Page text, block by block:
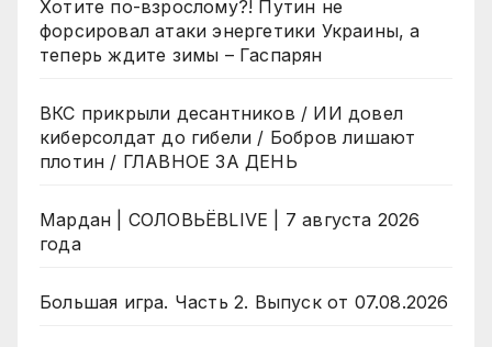
Хотите по-взрослому?! Путин не
форсировал атаки энергетики Украины, а
теперь ждите зимы – Гаспарян
ВКС прикрыли десантников / ИИ довел
киберсолдат до гибели / Бобров лишают
плотин / ГЛАВНОЕ ЗА ДЕНЬ
Мардан | СОЛОВЬЁВLIVE | 7 августа 2026
года
Большая игра. Часть 2. Выпуск от 07.08.2026